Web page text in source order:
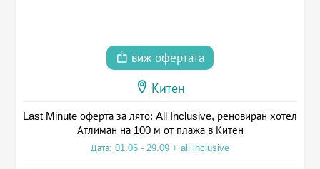
виж офертата
Китен
Last Minute оферта за лято: All Inclusive, реновиран хотел
Атлиман на 100 м от плажа в Китен
Дата: 01.06 - 29.09 + all inclusive